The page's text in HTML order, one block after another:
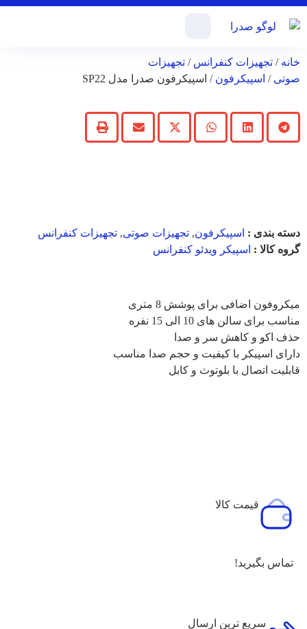
خانه / تجهیزات کنفرانس / تجهیزات
صوتی / اسپیکرفون / اسپیکرفون صدرا مدل SP22
دسته بندی : اسپیکرفون, تجهیزات صوتی, تجهیزات کنفرانس
گروه کالا : اسپیکر ویدئو کنفرانس
میکروفون اضافی برای پوشش 8 متری
مناسب برای سالن های 10 الی 15 نفره
حذف اکو و کاهش سر و صدا
دارای اسپیکر با کیفیت و حجم صدا مناسب
قابلیت اتصال با بلوتوث و کابل
قیمت کالا
تماس بگیرید!
سریع ترین ارسال